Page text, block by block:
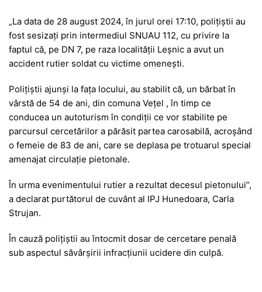
„La data de 28 august 2024, în jurul orei 17:10, polițiștii au
fost sesizați prin intermediul SNUAU 112, cu privire la
faptul că, pe DN 7, pe raza localității Leșnic a avut un
accident rutier soldat cu victime omenești.
Polițiștii ajunși la fața locului, au stabilit că, un bărbat în
vârstă de 54 de ani, din comuna Vețel , în timp ce
conducea un autoturism în condiții ce vor stabilite pe
parcursul cercetărilor a părăsit partea carosabilă, acroșând
o femeie de 83 de ani, care se deplasa pe trotuarul special
amenajat circulație pietonale.
În urma evenimentului rutier a rezultat decesul pietonului”,
a declarat purtătorul de cuvânt al IPJ Hunedoara, Carla
Strujan.
În cauză polițiștii au întocmit dosar de cercetare penală
sub aspectul săvârşirii infracțiunii ucidere din culpă.